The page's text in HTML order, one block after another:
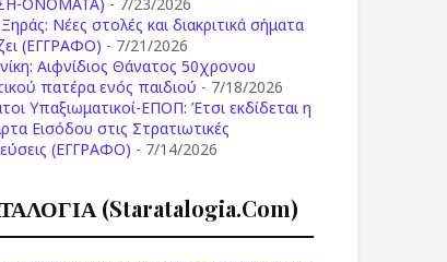
Νέες στολές και διακριτικά σήματα
(ΕΓΓΡΑΦΟ) - 7/21/2026
Αιφνίδιος Θάνατος 50χρονου
πατέρα ενός παιδιού - 7/18/2026
Υπαξιωματικοί-ΕΠΟΠ: Έτσι εκδίδεται η
Εισόδου στις Στρατιωτικές
(ΕΓΓΡΑΦΟ) - 7/14/2026
(staratalogia.com)